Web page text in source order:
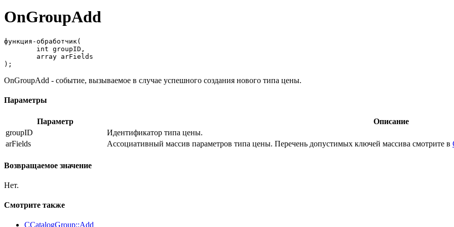
OnGroupAdd
функция-обработчик(
);
OnGroupAdd - событие, вызываемое в случае успешного создания нового типа цены.
Параметры
Параметр
Описание
groupID
Идентификатор типа цены.
arFields
Ассоциативный массив параметров типа цены. Перечень допустимых ключей массива смотрите в
Возвращаемое значение
Нет.
Смотрите также
CCatalogGroup::Add